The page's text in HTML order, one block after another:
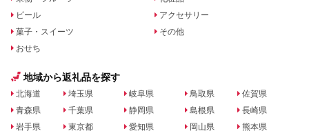
ビール
菓子・スイーツ
おせち
アクセサリー
その他
地域から返礼品を探す
北海道
青森県
岩手県
埼玉県
千葉県
東京都
岐阜県
静岡県
愛知県
鳥取県
島根県
岡山県
佐賀県
長崎県
熊本県